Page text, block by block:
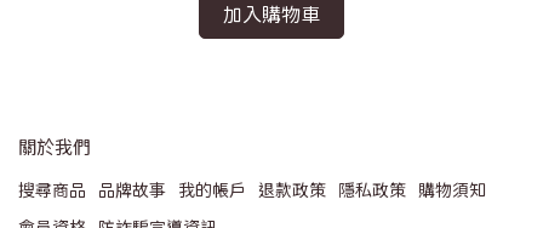
加入購物車
關於我們
搜尋商品 品牌故事 我的帳戶 退款政策 隱私政策
購物須知